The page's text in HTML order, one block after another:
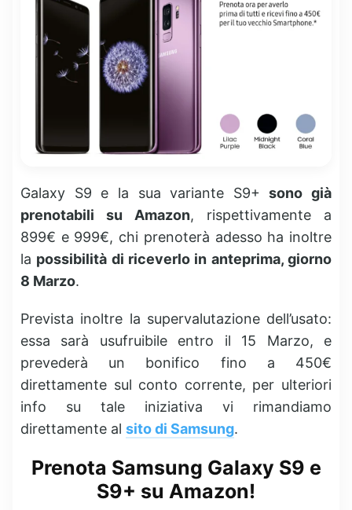
Galaxy S9 e la sua variante S9+sono già
prenotabili su Amazon, rispettivamente a
899€ e 999€, chi prenoterà adesso ha inoltre
la possibilità di riceverlo in anteprima, giorno
8 Marzo.
Prevista inoltre la supervalutazione dell’usato:
essa sarà usufruibile entro il 15 Marzo, e
prevederà un bonifico fino a 450€
direttamente sul conto corrente, per ulteriori
info su tale iniziativa vi rimandiamo
direttamente al sito di Samsung.
Prenota Samsung Galaxy S9 e
S9+ su Amazon!